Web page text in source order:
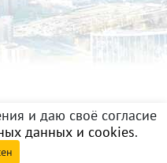
и даю своё согласие
данных и cookies.